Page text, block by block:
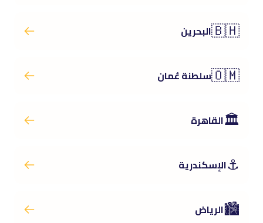
🇧🇭البحرين
🇴🇲سلطنة عُمان
🏛️القاهرة
⚓الإسكندرية
🏙️الرياض